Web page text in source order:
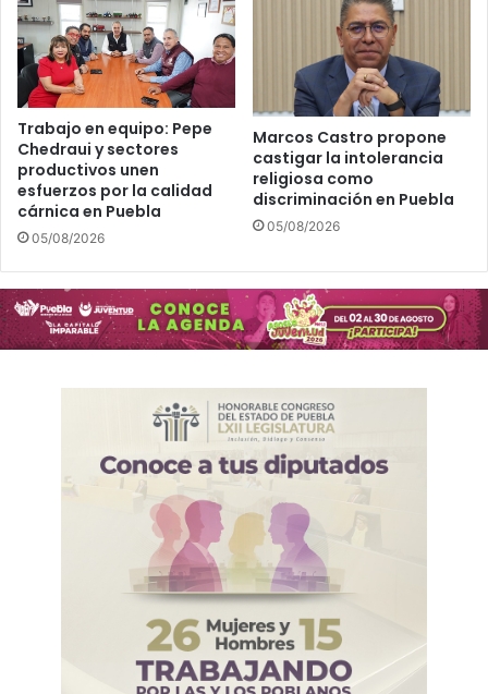
Trabajo en equipo: Pepe
Chedraui y sectores
productivos unen
esfuerzos por la calidad
cárnica en Puebla
05/08/2026
Marcos Castro propone
castigar la intolerancia
religiosa como
discriminación en Puebla
05/08/2026